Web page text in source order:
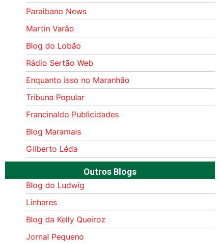
Paraibano News
Martin Varão
Blog do Lobão
Rádio Sertão Web
Enquanto isso no Maranhão
Tribuna Popular
Francinaldo Publicidades
Blog Maramais
Gilberto Léda
Outros Blogs
Blog do Ludwig
Linhares
Blog da Kelly Queiroz
Jornal Pequeno